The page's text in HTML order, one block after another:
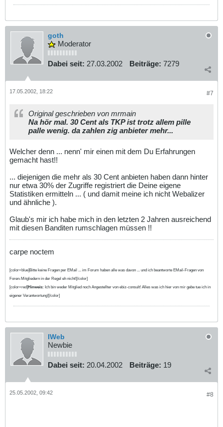
goth
Moderator
Dabei seit: 27.03.2002 Beiträge: 7279
#7
17.05.2002, 18:22
Original geschrieben von mrmain
Na hör mal. 30 Cent als TKP ist trotz allem pille
palle wenig. da zahlen zig anbieter mehr...
Welcher denn ... nenn' mir einen mit dem Du Erfahrungen
gemacht hast!!
... diejenigen die mehr als 30 Cent anbieten haben dann hinter
nur etwa 30% der Zugriffe registriert die Deine eigene
Statistiken ermitteln ... ( und damit meine ich nicht Webalizer
und ähnliche ).
Glaub's mir ich habe mich in den letzten 2 Jahren ausreichend
mit diesen Banditen rumschlagen müssen !!
carpe noctem
[color=blue]Bitte keine Fragen per EMail ... im Forum haben alle was davon ... und ich beantworte EMail-Fragen von
Foren-Mitgliedern in der Regel eh nicht![/color]
[color=red]Hinweis: Ich bin weder Mitglied noch Angestellter von ebiz-consult! Alles was ich hier von mir gebe tue ich in
eigener Verantwortung![/color]
IWeb
Newbie
Dabei seit: 20.04.2002 Beiträge: 19
#8
25.05.2002, 09:42